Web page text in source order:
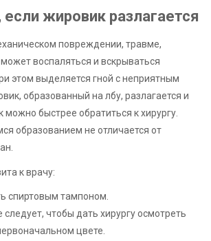
жировик разлагается
повреждении, травме,
воспаляться и вскрываться
этом выделяется гной с неприятным
образованный на лбу, разлагается и
можно быстрее обратиться к хирургу.
образованием не отличается от
к врачу:
спиртовым тампоном.
чтобы дать хирургу осмотреть
цвете.